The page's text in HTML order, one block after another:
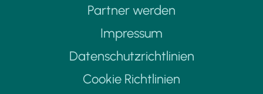
Partner werden
Impressum
Datenschutzrichtlinien
Cookie Richtlinien